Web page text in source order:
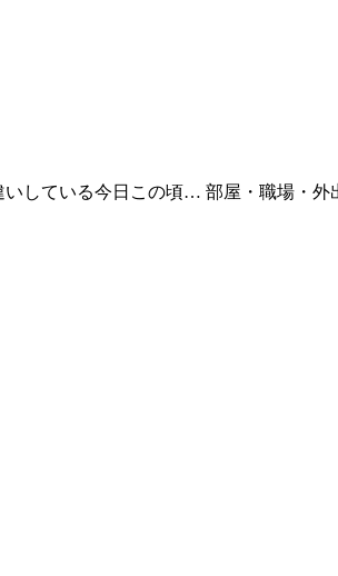
している今日この頃… 部屋・職場・外